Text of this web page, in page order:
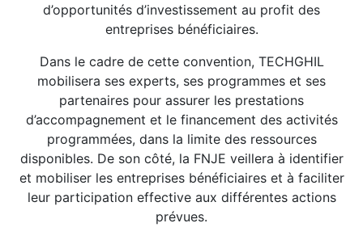
d’opportunités d’investissement au profit des
entreprises bénéficiaires.
Dans le cadre de cette convention, TECHGHIL
mobilisera ses experts, ses programmes et ses
partenaires pour assurer les prestations
d’accompagnement et le financement des activités
programmées, dans la limite des ressources
disponibles. De son côté, la FNJE veillera à identifier
et mobiliser les entreprises bénéficiaires et à faciliter
leur participation effective aux différentes actions
prévues.